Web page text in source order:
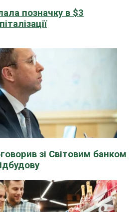
позначку в $3
зі Світовим банком